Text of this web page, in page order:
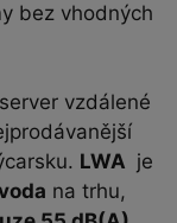
bez vhodných
vzdálené
LWA je
na trhu,